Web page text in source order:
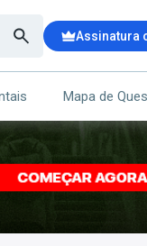
Assinatura
DE
ITENS (00)
Ops!
Seu carrinho
Mapa de